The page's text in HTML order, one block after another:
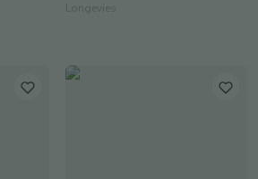
Longevies